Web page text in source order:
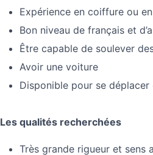
Expérience en coiffure ou
Bon niveau de français et
Être capable de soulever
Avoir une voiture
Disponible pour se déplacer
Les qualités recherchées
Très grande rigueur et sens